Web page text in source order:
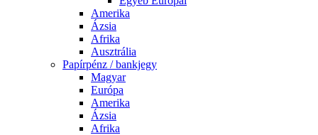
Amerika
Ázsia
Afrika
Ausztrália
Papírpénz / bankjegy
Magyar
Európa
Amerika
Ázsia
Afrika